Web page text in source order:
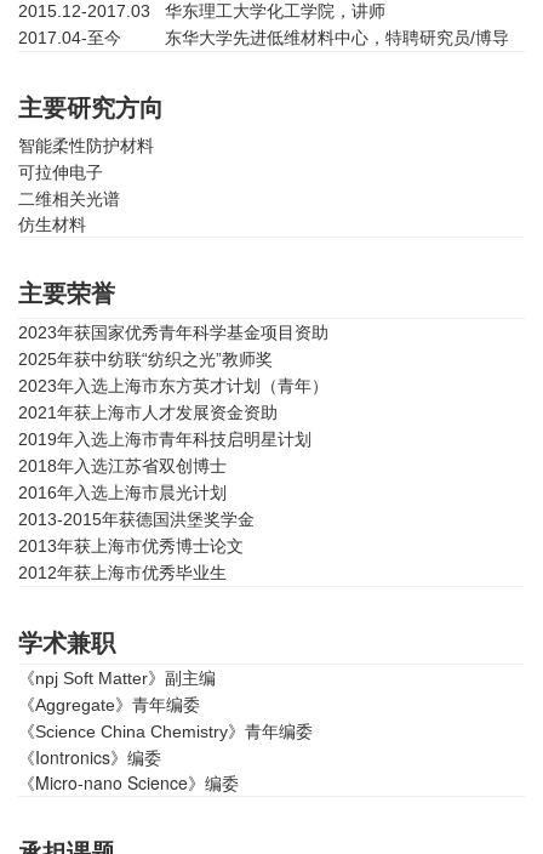
2015.12-2017.03 华东理工大学化工学院，讲师
2017.04-至今 东华大学先进低维材料中心，特聘研究员/博导
主要研究方向
智能柔性防护材料
可拉伸电子
二维相关光谱
仿生材料
主要荣誉
2023年获国家优秀青年科学基金项目资助
2025年获中纺联“纺织之光”教师奖
2023年入选上海市东方英才计划（青年）
2021年获上海市人才发展资金资助
2019年入选上海市青年科技启明星计划
2018年入选江苏省双创博士
2016年入选上海市晨光计划
2013-2015年获德国洪堡奖学金
2013年获上海市优秀博士论文
2012年获上海市优秀毕业生
学术兼职
《npj Soft Matter》副主编
《Aggregate》青年编委
《Science China Chemistry》青年编委
《Iontronics》编委
《Micro-nano Science》编委